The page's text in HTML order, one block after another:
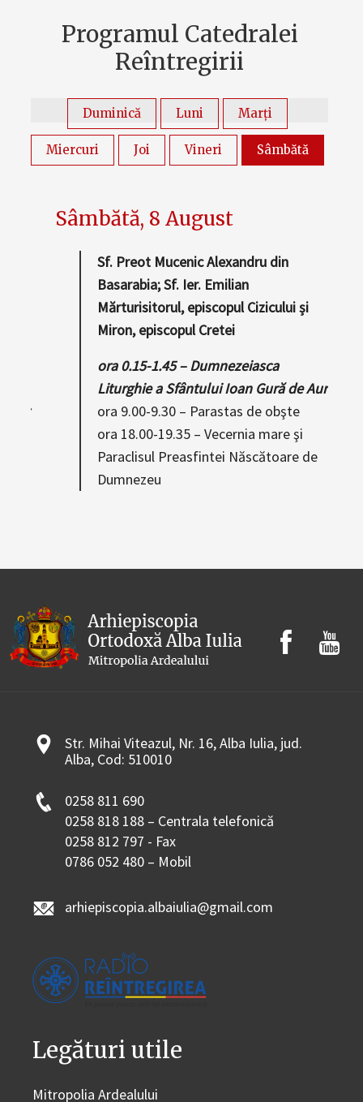
Programul Catedralei
Reîntregirii
Sâmbătă, 8 August
Sf. Preot Mucenic Alexandru din
Basarabia; Sf. Ier. Emilian
Mărturisitorul, episcopul Cizicului și
Miron, episcopul Cretei
ora 0.15-1.45 – Dumnezeiasca
Liturghie a Sfântului Ioan Gură de Aur
ora 9.00-9.30 – Parastas de obşte
ora 18.00-19.35 – Vecernia mare şi
Paraclisul Preasfintei Născătoare de
Dumnezeu
Str. Mihai Viteazul, Nr. 16, Alba Iulia, jud.
Alba, Cod: 510010
0258 811 690
0258 818 188 – Centrala telefonică
0258 812 797 - Fax
0786 052 480 – Mobil
arhiepiscopia.albaiulia@gmail.com
Legături utile
Mitropolia Ardealului